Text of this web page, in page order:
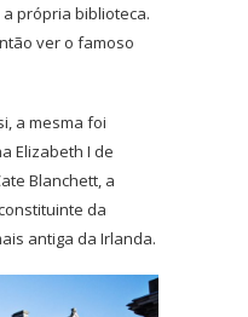
própria biblioteca.
ver o famoso
a mesma foi
Elizabeth I de
Blanchett, a
da
antiga da Irlanda.